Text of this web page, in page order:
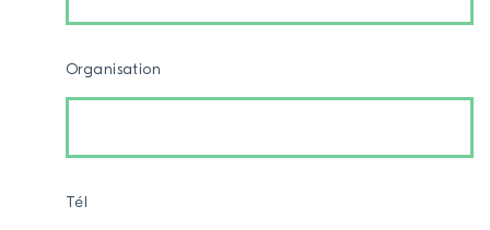
Organisation
Tél